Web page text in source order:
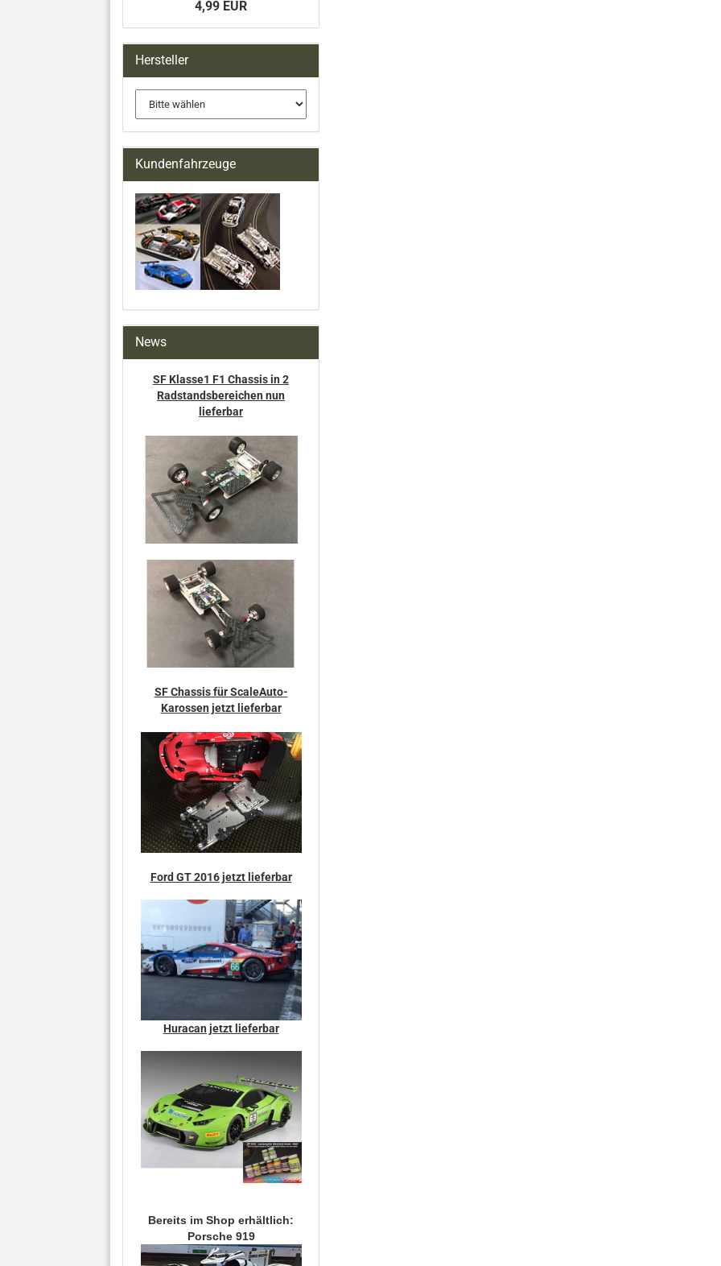
4,99 EUR
Hersteller
Kundenfahrzeuge
News
SF Klasse1 F1 Chassis in 2
Radstandsbereichen nun
lieferbar
SF Chassis für ScaleAuto-
Karossen jetzt lieferbar
Ford GT 2016 jetzt lieferbar
Huracan jetzt lieferbar
Bereits im Shop erhältlich:
Porsche 919